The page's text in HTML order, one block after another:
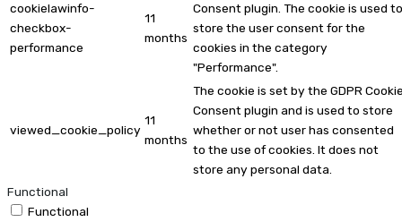
cookielawinfo-
checkbox-
performance
11
months
Consent plugin. The cookie is used to
store the user consent for the
cookies in the category
"Performance".
viewed_cookie_policy
11
months
The cookie is set by the GDPR
Consent plugin and is used to store
whether or not user has consented
to the use of cookies. It does not
store any personal data.
Functional
Functional